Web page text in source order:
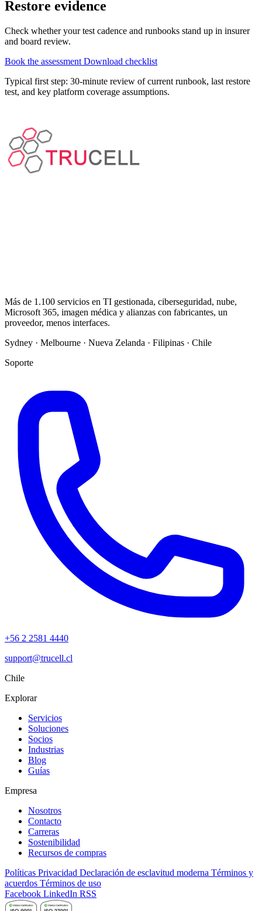
Restore evidence
Check whether your test cadence and runbooks stand up in insurer
and board review.
Book the assessment Download checklist
Typical first step: 30-minute review of current runbook, last restore
test, and key platform coverage assumptions.
Más de 1.100 servicios en TI gestionada, ciberseguridad, nube,
Microsoft 365, imagen médica y alianzas con fabricantes, un
proveedor, menos interfaces.
Sydney · Melbourne · Nueva Zelanda · Filipinas · Chile
Soporte
+56 2 2581 4440
support@trucell.cl
Chile
Explorar
Servicios
Soluciones
Socios
Industrias
Blog
Guías
Empresa
Nosotros
Contacto
Carreras
Sostenibilidad
Recursos de compras
Políticas Privacidad Declaración de esclavitud moderna Términos y
acuerdos Términos de uso
Facebook LinkedIn RSS